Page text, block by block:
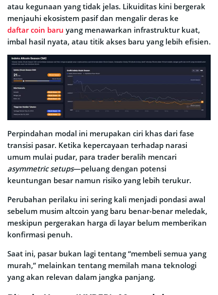
atau kegunaan yang tidak jelas. Likuiditas kini bergerak
menjauhi ekosistem pasif dan mengalir deras ke
daftar coin baru yang menawarkan infrastruktur kuat,
imbal hasil nyata, atau titik akses baru yang lebih efisien.
Perpindahan modal ini merupakan ciri khas dari fase
transisi pasar. Ketika kepercayaan terhadap narasi
umum mulai pudar, para trader beralih mencari
asymmetric setups—peluang dengan potensi
keuntungan besar namun risiko yang lebih terukur.
Perubahan perilaku ini sering kali menjadi pondasi awal
sebelum musim altcoin yang baru benar-benar meledak,
meskipun pergerakan harga di layar belum memberikan
konfirmasi penuh.
Saat ini, pasar bukan lagi tentang “membeli semua yang
murah,” melainkan tentang memilah mana teknologi
yang akan relevan dalam jangka panjang.